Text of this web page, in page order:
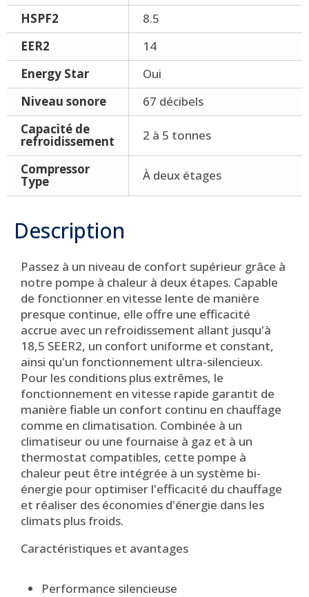
HSPF2
8.5
EER2
14
Energy Star
Oui
Niveau sonore
67 décibels
Capacité de
refroidissement 2 à 5 tonnes
Compressor
Type À deux étages
Description
Passez à un niveau de confort supérieur grâce à
notre pompe à chaleur à deux étapes. Capable
de fonctionner en vitesse lente de manière
presque continue, elle offre une efficacité
accrue avec un refroidissement allant jusqu'à
18,5 SEER2, un confort uniforme et constant,
ainsi qu'un fonctionnement ultra-silencieux.
Pour les conditions plus extrêmes, le
fonctionnement en vitesse rapide garantit de
manière fiable un confort continu en chauffage
comme en climatisation. Combinée à un
climatiseur ou une fournaise à gaz et à un
thermostat compatibles, cette pompe à
chaleur peut être intégrée à un système bi-
énergie pour optimiser l'efficacité du chauffage
et réaliser des économies d'énergie dans les
climats plus froids.
Caractéristiques et avantages
Performance silencieuse